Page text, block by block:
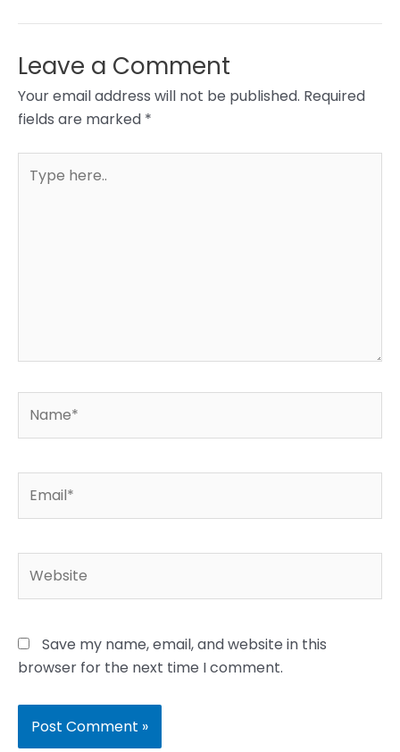
Leave a Comment
Your email address will not be published. Required
fields are marked *
here..
Save my name, email, and website in this
browser for the next time I comment.